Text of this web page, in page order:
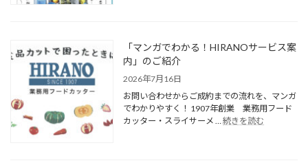
「マンガでわかる！HIRANOサービス案
内」のご紹介
2026年7月16日
お問い合わせからご成約までの流れを、マンガ
でわかりやすく！ 1907年創業 業務用フード
カッター・スライサーメ … 続きを読む